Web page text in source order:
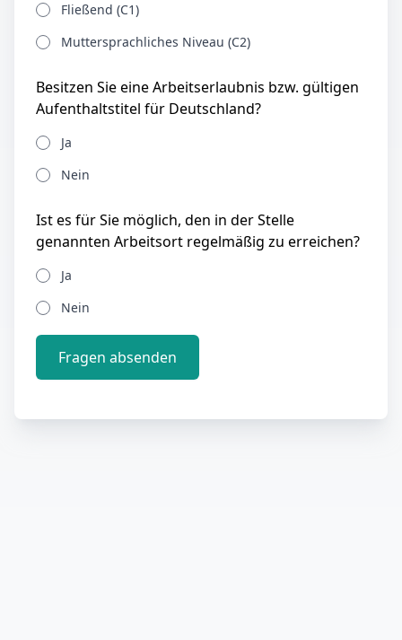
Fließend (C1)
Muttersprachliches Niveau (C2)
Besitzen Sie eine Arbeitserlaubnis bzw. gültigen
Aufenthaltstitel für Deutschland?
Ja
Nein
Ist es für Sie möglich, den in der Stelle
genannten Arbeitsort regelmäßig zu erreichen?
Ja
Nein
Fragen absenden